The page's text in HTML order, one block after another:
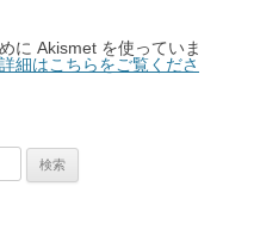
に Akismet を使っていま
細はこちらをご覧くださ